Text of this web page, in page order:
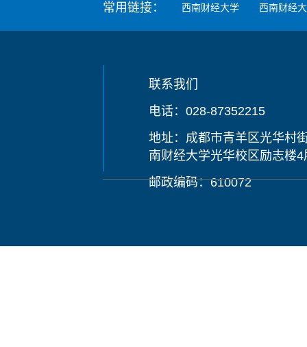
常用链接： 西南财经大学 西南财经
联系我们
电话：028-87352215
地址：成都市青羊区光华村
南财经大学光华校区励志楼4
邮政编码：610072